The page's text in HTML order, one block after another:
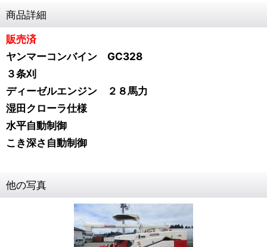
商品詳細
販売済
ヤンマーコンバイン GC328
３条刈
ディーゼルエンジン ２８馬力
湿田クローラ仕様
水平自動制御
こき深さ自動制御
他の写真